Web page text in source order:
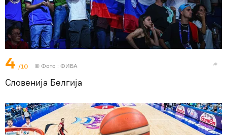
4 /10 © Фото : ФИБА
Словенија Белгија